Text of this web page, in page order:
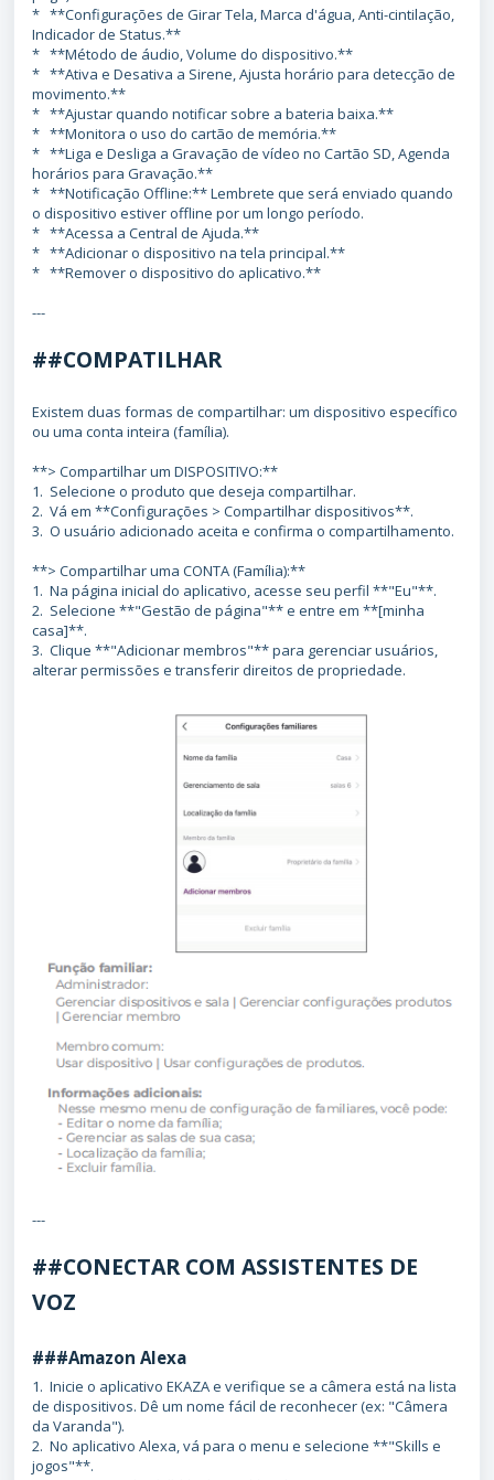
* **Configurações de Girar Tela, Marca d'água, Anti-cintilação,
Indicador de Status.**
* **Método de áudio, Volume do dispositivo.**
* **Ativa e Desativa a Sirene, Ajusta horário para detecção de
movimento.**
* **Ajustar quando notificar sobre a bateria baixa.**
* **Monitora o uso do cartão de memória.**
* **Liga e Desliga a Gravação de vídeo no Cartão SD, Agenda
horários para Gravação.**
* **Notificação Offline:** Lembrete que será enviado quando
o dispositivo estiver offline por um longo período.
* **Acessa a Central de Ajuda.**
* **Adicionar o dispositivo na tela principal.**
* **Remover o dispositivo do aplicativo.**
---
##COMPATILHAR
Existem duas formas de compartilhar: um dispositivo específico
ou uma conta inteira (família).
**> Compartilhar um DISPOSITIVO:**
1. Selecione o produto que deseja compartilhar.
2. Vá em **Configurações > Compartilhar dispositivos**.
3. O usuário adicionado aceita e confirma o compartilhamento.
**> Compartilhar uma CONTA (Família):**
1. Na página inicial do aplicativo, acesse seu perfil **"Eu"**.
2. Selecione **"Gestão de página"** e entre em **[minha
casa]**.
3. Clique **"Adicionar membros"** para gerenciar usuários,
alterar permissões e transferir direitos de propriedade.
---
##CONECTAR COM ASSISTENTES DE
VOZ
###Amazon Alexa
1. Inicie o aplicativo EKAZA e verifique se a câmera está na lista
de dispositivos. Dê um nome fácil de reconhecer (ex: "Câmera
da Varanda").
2. No aplicativo Alexa, vá para o menu e selecione **"Skills e
jogos"**.